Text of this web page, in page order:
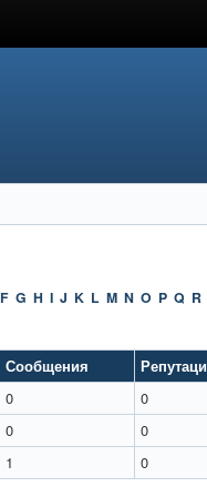
F G H I J K L M N O P Q R
Сообщения
0 0
0 0
1 0